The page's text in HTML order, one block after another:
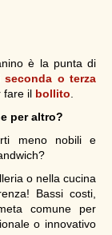
è la punta di
o terza
fare il bollito
per altro?
meno nobili e
o nella cucina
Bassi costi,
comune per
o innovativo